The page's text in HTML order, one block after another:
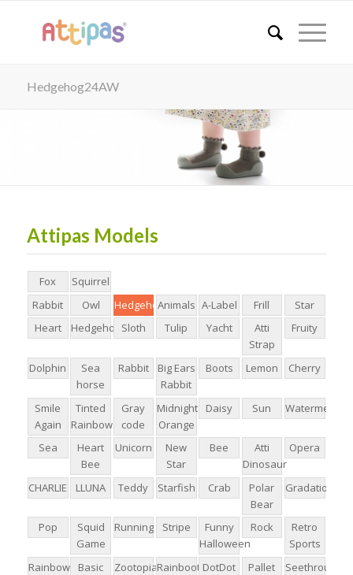
Hedgehog24AW
Attipas Models
Fox
Squirrel
Rabbit
Owl Hedgehog24AW
Animals A-Label Frill
Star
Heart
Hedgehog24SS
Sloth Tulip Yacht
Atti
Strap
Fruity
Dolphin
Sea
horse
Rabbit
Big Ears
Rabbit
Boots Lemon Cherry
Smile
Again
Tinted
Rainbow
Gray
code
Midnight
Orange
Daisy Sun Watermelon
Sea
Heart
Bee
Unicorn
New
Star
Bee
Atti
Dinosaur
Opera
CHARLIE LLUNA Teddy Starfish Crab
Polar
Bear
Gradation
Pop
Squid
Game
Running Stripe
Funny
Halloween
Rock
Retro
Sports
Rainbow
Basic ZootopiaRainbootsDotDot Pallet
Seethrough